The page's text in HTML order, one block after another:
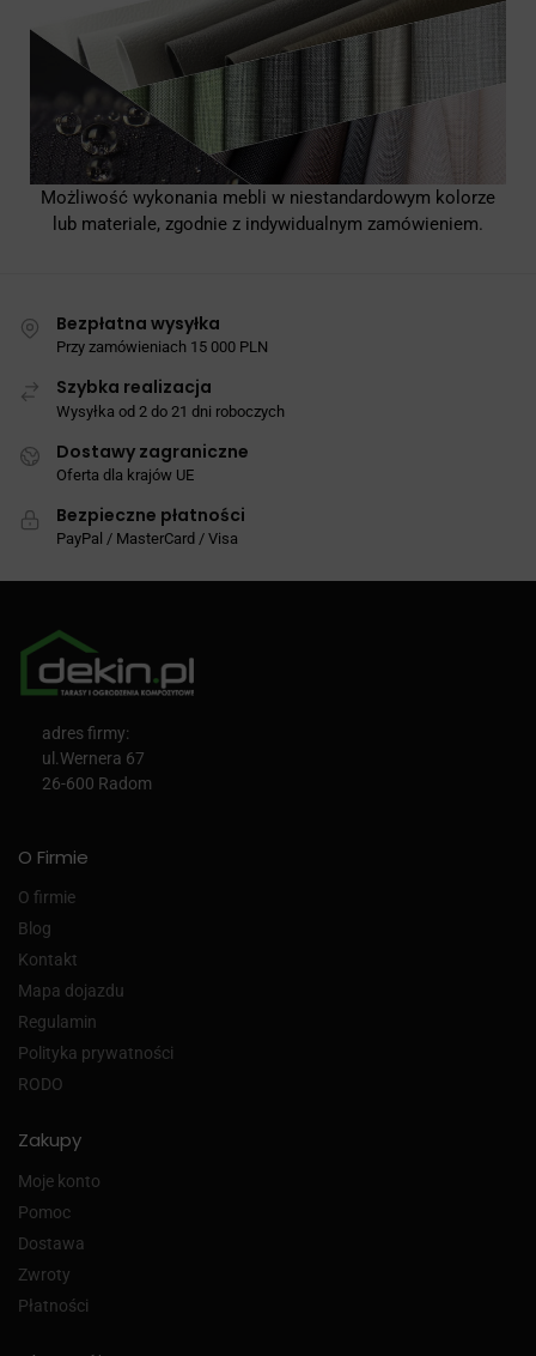
Możliwość wykonania mebli w niestandardowym kolorze
lub materiale, zgodnie z indywidualnym zamówieniem.
Bezpłatna wysyłka
Przy zamówieniach 15 000 PLN
Szybka realizacja
Wysyłka od 2 do 21 dni roboczych
Dostawy zagraniczne
Oferta dla krajów UE
Bezpieczne płatności
PayPal / MasterCard / Visa
adres firmy:
ul.Wernera 67
26-600 Radom
O Firmie
O firmie
Blog
Kontakt
Mapa dojazdu
Regulamin
Polityka prywatności
RODO
Zakupy
Moje konto
Pomoc
Dostawa
Zwroty
Płatności